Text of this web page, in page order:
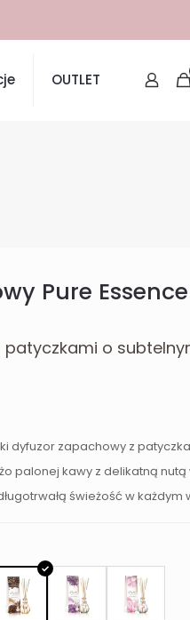
OUTLET
Pure
patyczkami o
dyfuzor zapachowy z
palonej kawy z delikatną nutą
świeżość w każdym